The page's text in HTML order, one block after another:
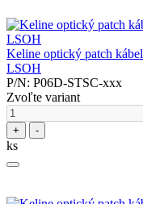
Keline optický patch
LSOH
P/N: P06D-STSC-xxx
Zvoľte variant
+ -
ks